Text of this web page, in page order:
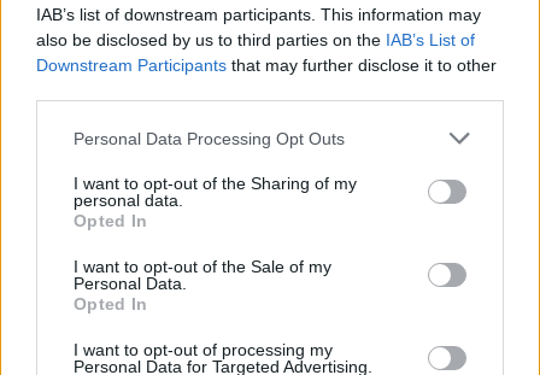
IAB’s list of downstream participants. This information may
also be disclosed by us to third parties on the IAB’s List of
Downstream Participants that may further disclose it to other
Please note that this website/app uses one or more Google
not limited to your visit or usage behaviour. You may click to
grant or deny consent to Google and its third-party tags to
use your data for below specified purposes in below Google
consent section.
Personal Data Processing Opt Outs
I want to opt-out of the Sharing of my
personal data.
Opted In
I want to opt-out of the Sale of my
Personal Data.
Opted In
I want to opt-out of processing my
Personal Data for Targeted Advertising.